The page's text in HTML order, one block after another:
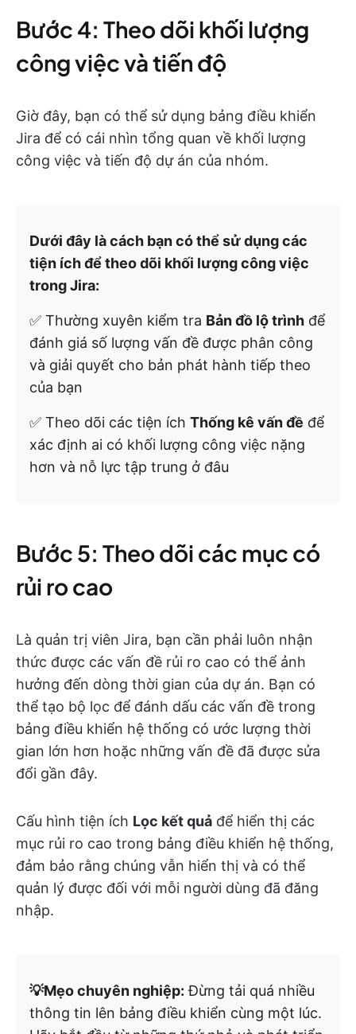
Bước 4: Theo dõi khối lượng
công việc và tiến độ
Giờ đây, bạn có thể sử dụng bảng điều khiển
Jira để có cái nhìn tổng quan về khối lượng
công việc và tiến độ dự án của nhóm.
Dưới đây là cách bạn có thể sử dụng các
tiện ích để theo dõi khối lượng công việc
trong Jira:
✅ Thường xuyên kiểm tra Bản đồ lộ trình để
đánh giá số lượng vấn đề được phân công
và giải quyết cho bản phát hành tiếp theo
của bạn
✅ Theo dõi các tiện ích Thống kê vấn đề để
xác định ai có khối lượng công việc nặng
hơn và nỗ lực tập trung ở đâu
Bước 5: Theo dõi các mục có
rủi ro cao
Là quản trị viên Jira, bạn cần phải luôn nhận
thức được các vấn đề rủi ro cao có thể ảnh
hưởng đến dòng thời gian của dự án. Bạn có
thể tạo bộ lọc để đánh dấu các vấn đề trong
bảng điều khiển hệ thống có ước lượng thời
gian lớn hơn hoặc những vấn đề đã được sửa
đổi gần đây.
Cấu hình tiện ích Lọc kết quả để hiển thị các
mục rủi ro cao trong bảng điều khiển hệ thống,
đảm bảo rằng chúng vẫn hiển thị và có thể
quản lý được đối với mỗi người dùng đã đăng
nhập.
💡Mẹo chuyên nghiệp: Đừng tải quá nhiều
thông tin lên bảng điều khiển cùng một lúc.